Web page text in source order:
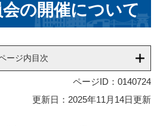
の開催について
ージ内目次
ページID：0140724
更新日：2025年11月14日更新